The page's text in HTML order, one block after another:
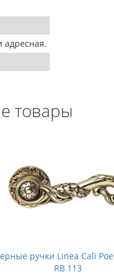
адресная.
товары
ручки Linea Cali
RB 113